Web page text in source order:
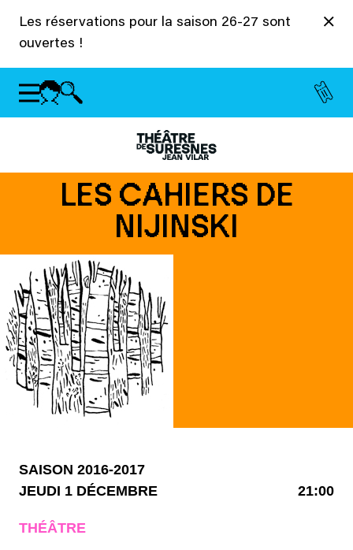
Les réservations pour la saison 26-27 sont
ouvertes !
LES CAHIERS DE
NIJINSKI
SAISON 2016-2017
JEUDI 1 DÉCEMBRE
21:00
THÉÂTRE